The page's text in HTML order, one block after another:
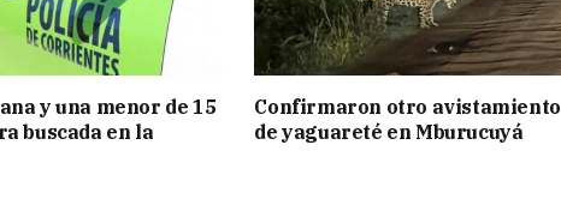
y una menor de 15
buscada en la
Confirmaron otro avistamiento
de yaguareté en Mburucuyá